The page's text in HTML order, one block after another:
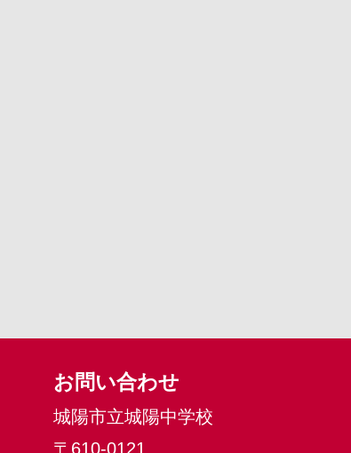
お問い合わせ
城陽市立城陽中学校
〒610-0121